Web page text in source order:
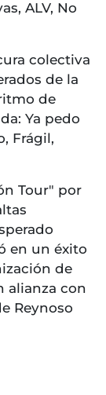
ALV, No
colectiva
de la
de
Ya pedo
Frágil,
Tour" por
en un éxito
de
alianza con
Reynoso